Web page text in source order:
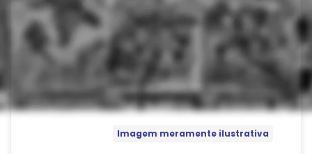
Imagem meramente ilustrativa